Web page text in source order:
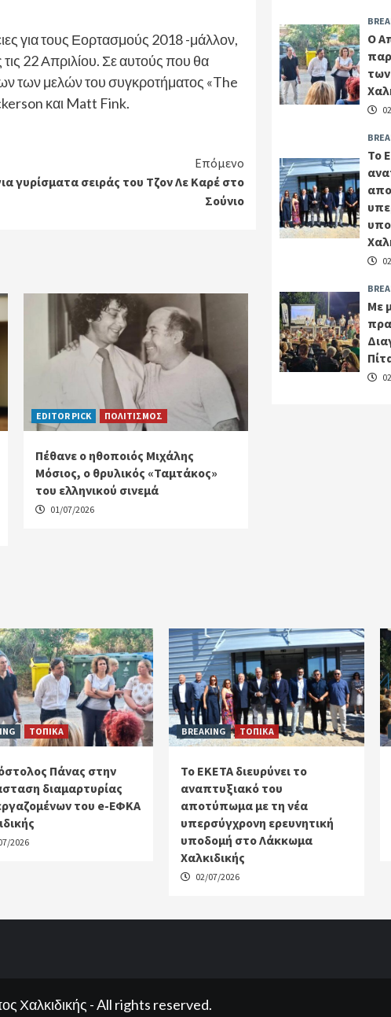
για τους Εορτασμούς 2018 -μάλλον,
τις 22 Απριλίου. Σε αυτούς που θα
των μελών του συγκροτήματος «The
και Matt Fink.
Επόμενο
γυρίσματα σειράς του Τζον Λε Καρέ στο
Σούνιο
EDITOR PICK ΠΟΛΙΤΙΣΜΟΣ
Πέθανε ο ηθοποιός Μιχάλης
Μόσιος, ο θρυλικός «Ταμτάκος»
του ελληνικού σινεμά
01/07/2026
Ο
Το
Με
ΤΟΠΙΚΑ
Πάνας στην
διαμαρτυρίας
του e-ΕΦΚΑ
2026
BREAKING ΤΟΠΙΚΑ
Το ΕΚΕΤΑ διευρύνει το
αναπτυξιακό του
αποτύπωμα με τη νέα
υπερσύγχρονη ερευνητική
υποδομή στο Λάκκωμα
Χαλκιδικής
02/07/2026
Χαλκιδικής - All rights reserved.